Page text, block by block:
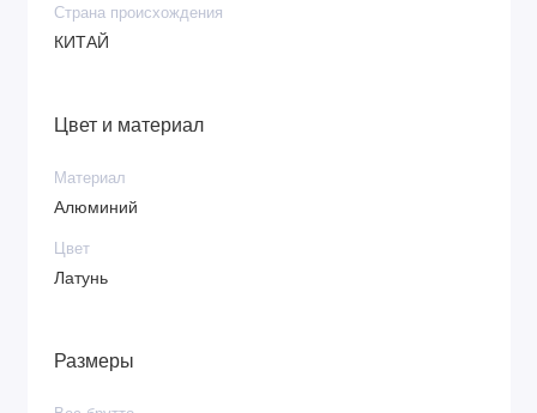
Страна происхождения
КИТАЙ
Цвет и материал
Материал
Алюминий
Цвет
Латунь
Размеры